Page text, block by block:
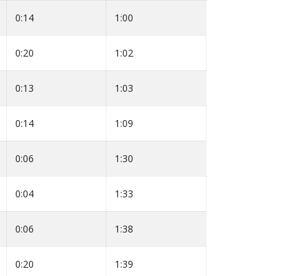
0:14 1:00
0:20 1:02
0:13 1:03
0:14 1:09
0:06 1:30
0:04 1:33
0:06 1:38
0:20 1:39